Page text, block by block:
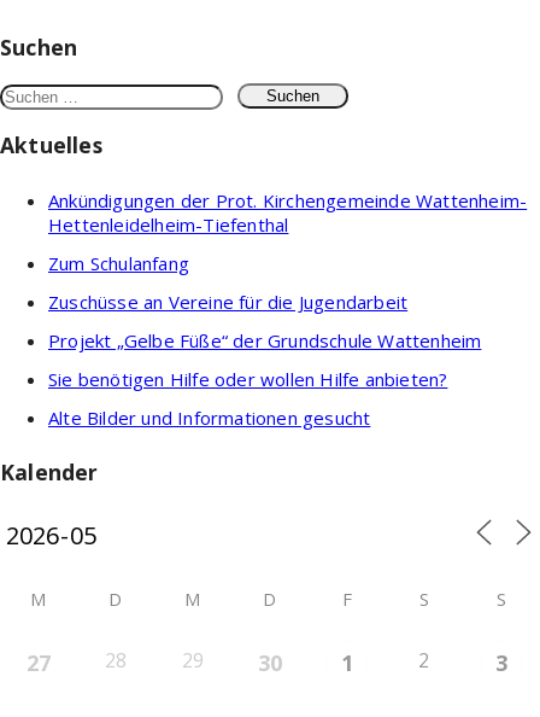
Suchen
Suchen
nach:
Aktuelles
Ankündigungen der Prot. Kirchengemeinde Wattenheim-
Hettenleidelheim-Tiefenthal
Zum Schulanfang
Zuschüsse an Vereine für die Jugendarbeit
Projekt „Gelbe Füße“ der Grundschule Wattenheim
Sie benötigen Hilfe oder wollen Hilfe anbieten?
Alte Bilder und Informationen gesucht
Kalender
M D M D F S S
27 28 29 30 1 2 3